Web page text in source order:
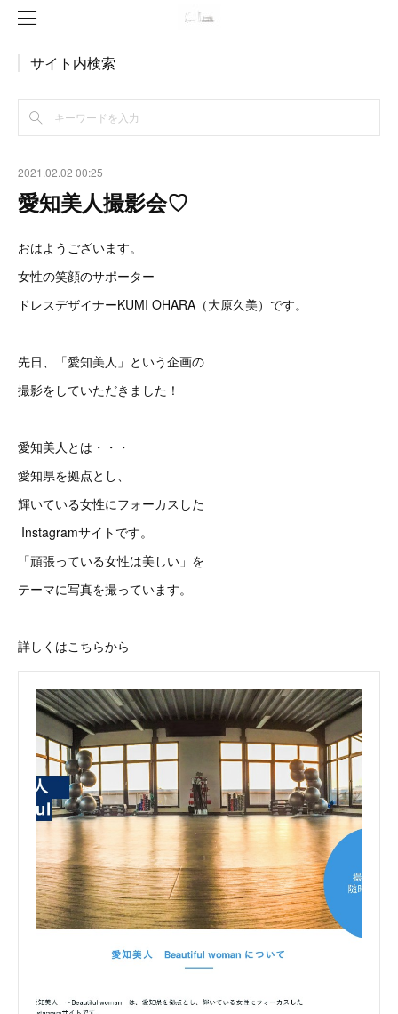
サイト内検索
2021.02.02 00:25
愛知美人撮影会♡
おはようございます。
女性の笑顔のサポーター
ドレスデザイナーKUMI OHARA（大原久美）です。
先日、「愛知美人」という企画の
撮影をしていただきました！
愛知美人とは・・・
愛知県を拠点とし、
輝いている女性にフォーカスした
Instagramサイトです。
「頑張っている女性は美しい」を
テーマに写真を撮っています。
詳しくはこちらから